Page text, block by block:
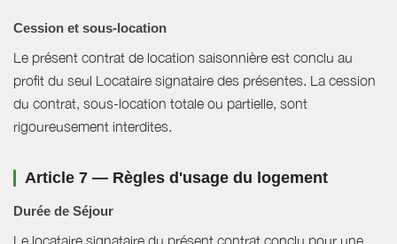
Cession et sous-location
Le présent contrat de location saisonnière est conclu au
profit du seul Locataire signataire des présentes. La cession
du contrat, sous-location totale ou partielle, sont
rigoureusement interdites.
Article 7 — Règles d'usage du logement
Durée de Séjour
Le locataire signataire du présent contrat conclu pour une